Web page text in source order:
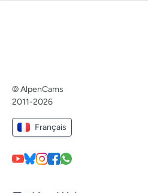
© AlpenCams
2011-2026
Français